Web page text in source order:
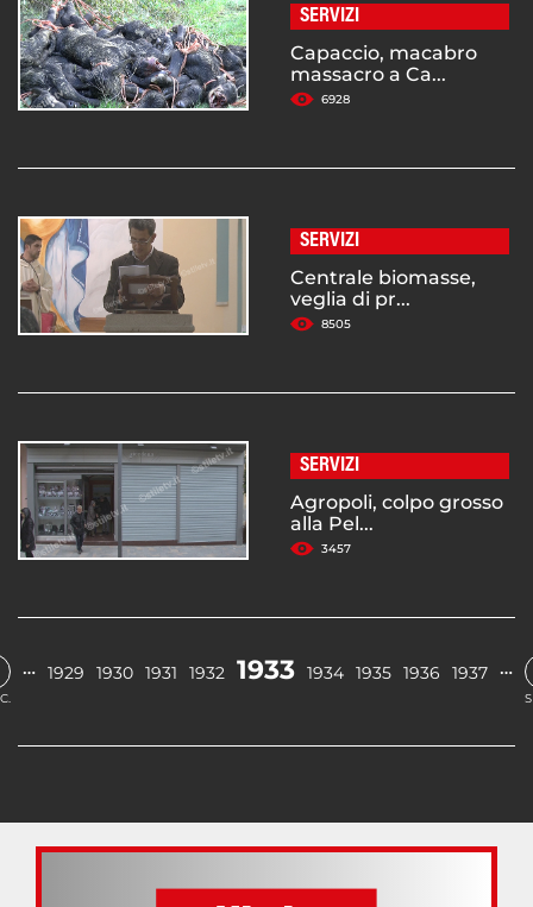
SERVIZI
Capaccio, macabro
massacro a Ca...
6928
SERVIZI
Centrale biomasse,
veglia di pr...
8505
SERVIZI
Agropoli, colpo grosso
alla Pel...
3457
… 1929 1930 1931 1932 1933 1934 1935 1936 1937 …